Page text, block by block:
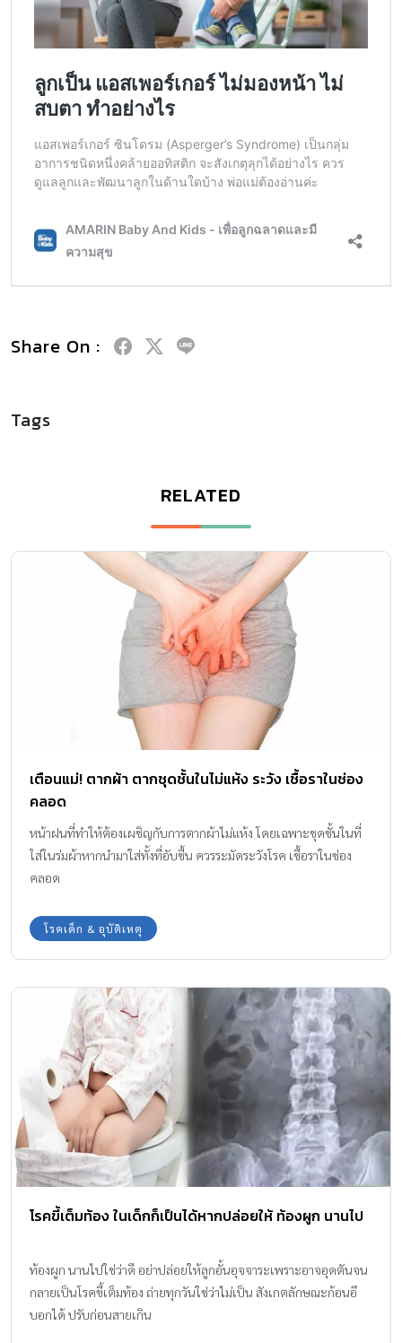
Share On :
Tags
RELATED
เตือนแม่! ตากผ้า ตากชุดชั้นในไม่แห้ง ระวัง เชื้อราในช่อง
คลอด
หน้าฝนที่ทำให้ต้องเผชิญกับการตากผ้าไม่แห้ง โดยเฉพาะชุดชั้นในที่
ใส่ในร่มผ้าหากนำมาใส่ทั้งที่อับชื้น ควรระมัดระวังโรค เชื้อราในช่อง
คลอด
โรคเด็ก & อุบัติเหตุ
โรคขี้เต็มท้อง ในเด็กก็เป็นได้หากปล่อยให้ ท้องผูก นานไป
ท้องผูก นานไปใช่ว่าดี อย่าปล่อยให้ลูกอั้นอุจจาระเพราะอาจอุดตันจน
กลายเป็นโรคขี้เต็มท้อง ถ่ายทุกวันใช่ว่าไม่เป็น สังเกตลักษณะก้อนอึ
บอกได้ ปรับก่อนสายเกิน